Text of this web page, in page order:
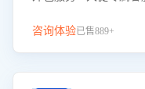
咨询体验已售889+